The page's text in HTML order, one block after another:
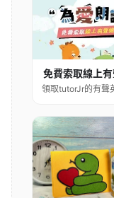
免費索取線上
領取tutorJr的有聲
能恩水解奶
每年會依生肖不同
肖的寶寶手冊